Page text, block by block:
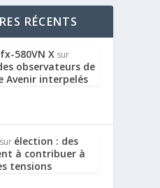
RÉCENTS
580VN X sur
observateurs de
Avenir interpelés
sur élection : des
à contribuer à
tensions